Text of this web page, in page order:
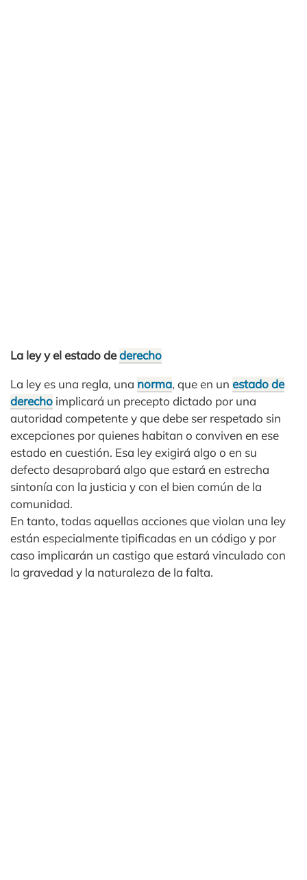
La ley y el estado dederecho
La ley es una regla, una norma, que en un estado de
derecho implicará un precepto dictado por una
autoridad competente y que debe ser respetado sin
excepciones por quienes habitan o conviven en ese
estado en cuestión. Esa ley exigirá algo o en su
defecto desaprobará algo que estará en estrecha
sintonía con la justicia y con el bien común de la
comunidad.
En tanto, todas aquellas acciones que violan una ley
están especialmente tipificadas en un código y por
caso implicarán un castigo que estará vinculado con
la gravedad y la naturaleza de la falta.